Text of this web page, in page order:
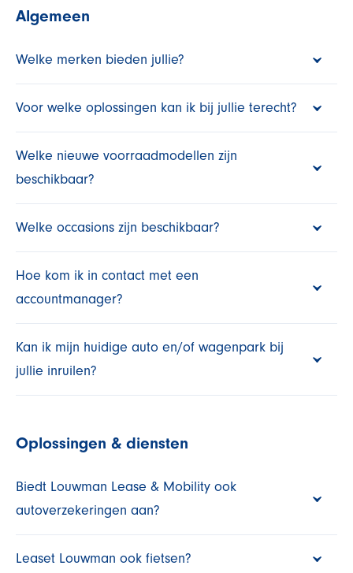
Algemeen
Welke merken bieden jullie?
Voor welke oplossingen kan ik bij jullie terecht?
Welke nieuwe voorraadmodellen zijn
beschikbaar?
Welke occasions zijn beschikbaar?
Hoe kom ik in contact met een
accountmanager?
Kan ik mijn huidige auto en/of wagenpark bij
jullie inruilen?
Oplossingen & diensten
Biedt Louwman Lease & Mobility ook
autoverzekeringen aan?
Leaset Louwman ook fietsen?